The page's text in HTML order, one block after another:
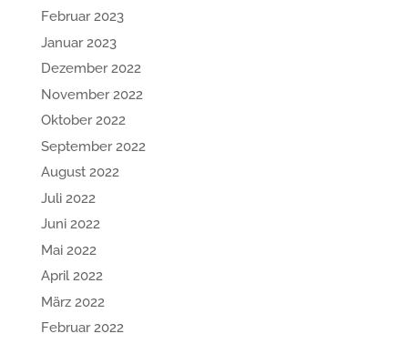
Februar 2023
Januar 2023
Dezember 2022
November 2022
Oktober 2022
September 2022
August 2022
Juli 2022
Juni 2022
Mai 2022
April 2022
März 2022
Februar 2022